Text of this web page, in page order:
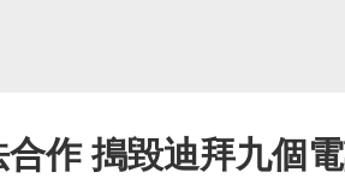
作 搗毀迪拜九個